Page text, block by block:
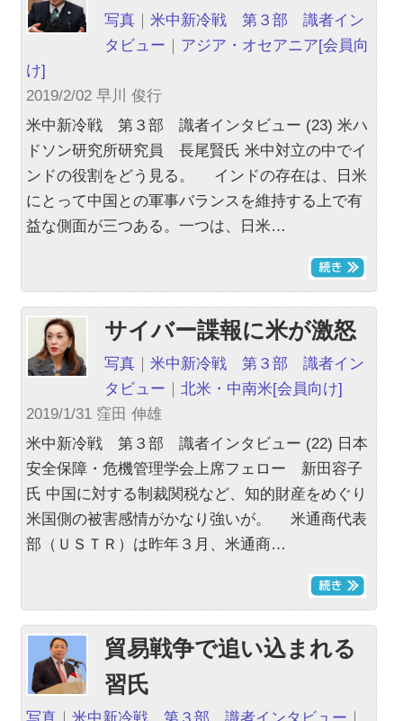
写真 ｜米中新冷戦 第３部 識者イン
タビュー ｜ アジア・オセアニア[会員向
け]
2019/2/02 早川 俊行
米中新冷戦 第３部 識者インタビュー (23) 米ハ
ドソン研究所研究員 長尾賢氏 米中対立の中でイ
ンドの役割をどう見る。 インドの存在は、日米
にとって中国との軍事バランスを維持する上で有
益な側面が三つある。一つは、日米…
サイバー諜報に米が激怒
写真 ｜米中新冷戦 第３部 識者イン
タビュー ｜北米・中南米[会員向け]
2019/1/31 窪田 伸雄
米中新冷戦 第３部 識者インタビュー (22) 日本
安全保障・危機管理学会上席フェロー 新田容子
氏 中国に対する制裁関税など、知的財産をめぐり
米国側の被害感情がかなり強いが。 米通商代表
部（ＵＳＴＲ）は昨年３月、米通商…
貿易戦争で追い込まれる
習氏